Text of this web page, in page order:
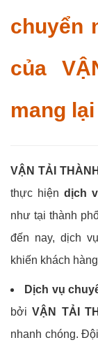
chuyển
của
mang lại
VẬN TẢI
thực hiện dịch
như tại thành
đến nay, dịch
khiến khách
Dịch vụ
bởiVẬN TẢI
nhanh chóng.